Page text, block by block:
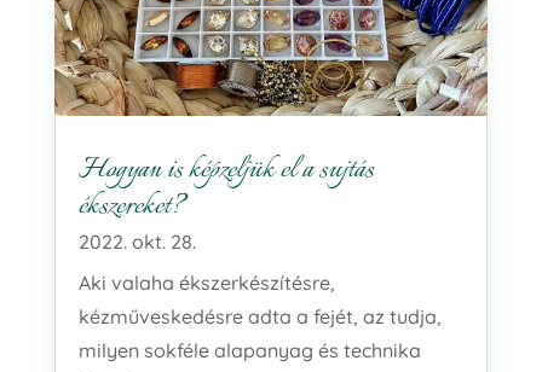
Hogyan is képzeljük el a sujtás
ékszereket?
2022. okt. 28.
Aki valaha ékszerkészítésre,
kézműveskedésre adta a fejét, az tudja,
milyen sokféle alapanyag és technika